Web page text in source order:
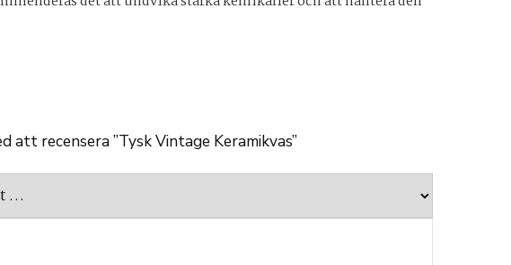
att recensera ”Tysk Vintage Keramikvas”